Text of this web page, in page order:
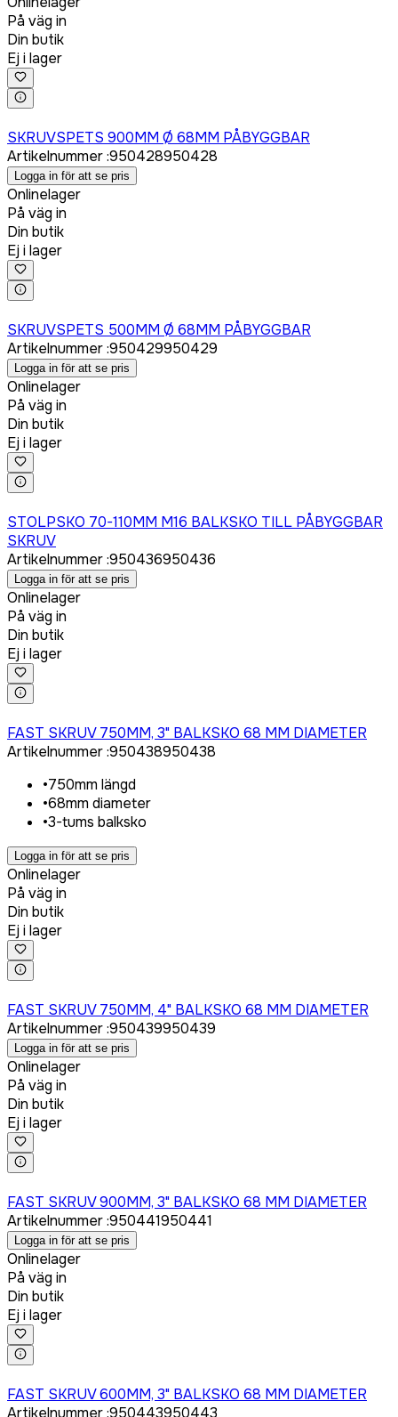
På väg in
Din butik
Ej i lager
SKRUVSPETS 900MM Ø 68MM PÅBYGGBAR
Artikelnummer:950428950428
Logga in för att se pris
Onlinelager
På väg in
Din butik
Ej i lager
SKRUVSPETS 500MM Ø 68MM PÅBYGGBAR
Artikelnummer:950429950429
Logga in för att se pris
Onlinelager
På väg in
Din butik
Ej i lager
STOLPSKO 70-110MM M16 BALKSKO TILL PÅBYGGBAR
SKRUV
Artikelnummer:950436950436
Logga in för att se pris
Onlinelager
På väg in
Din butik
Ej i lager
FAST SKRUV 750MM, 3" BALKSKO 68 MM DIAMETER
Artikelnummer:950438950438
•750mm längd
•68mm diameter
•3-tums balksko
Logga in för att se pris
Onlinelager
På väg in
Din butik
Ej i lager
FAST SKRUV 750MM, 4" BALKSKO 68 MM DIAMETER
Artikelnummer:950439950439
Logga in för att se pris
Onlinelager
På väg in
Din butik
Ej i lager
FAST SKRUV 900MM, 3" BALKSKO 68 MM DIAMETER
Artikelnummer:950441950441
Logga in för att se pris
Onlinelager
På väg in
Din butik
Ej i lager
FAST SKRUV 600MM, 3" BALKSKO 68 MM DIAMETER